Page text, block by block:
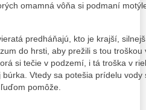
omamná vôňa si podmaní
predháňajú, kto je krajší,
do hrsti, aby prežili s tou
si tečie v podzemí, i tá troška v
Vtedy sa potešia prídelu vody
pomôže.